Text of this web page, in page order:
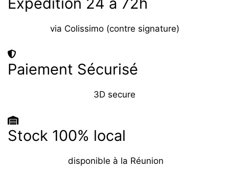
via Colissimo (contre signature)
Paiement Sécurisé
3D secure
Stock 100% local
disponible à la Réunion